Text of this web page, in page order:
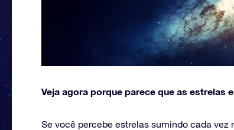
Veja agora porque parece que as estrelas
Se você percebe estrelas sumindo cada